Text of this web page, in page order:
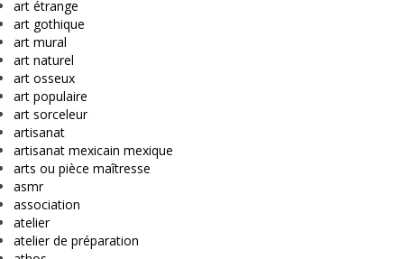
art étrange
art gothique
art mural
art naturel
art osseux
art populaire
art sorceleur
artisanat
artisanat mexicain mexique
arts ou pièce maîtresse
asmr
association
atelier
atelier de préparation